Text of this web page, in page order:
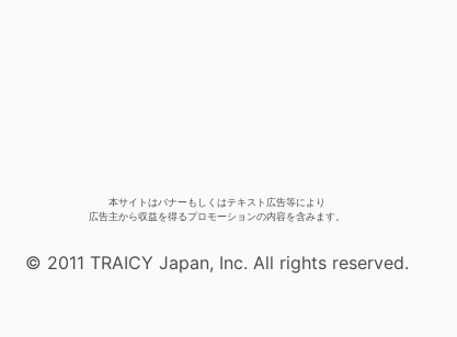
本サイトはバナーもしくはテキスト広告等により
広告主から収益を得るプロモーションの内容を含みます。
© 2011 TRAICY Japan, Inc. All rights reserved.